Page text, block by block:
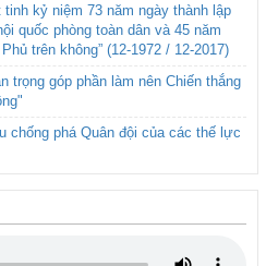
kỷ niệm 73 năm ngày thành lập
quốc phòng toàn dân và 45 năm
trên không” (12-1972 / 12-2017)
trọng góp phần làm nên Chiến thắng
chống phá Quân đội của các thế lực